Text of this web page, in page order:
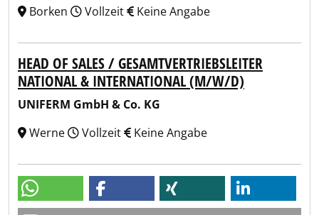
Borken
Vollzeit Keine Angabe
HEAD OF SALES / GESAMTVERTRIEBSLEITER
NATIONAL & INTERNATIONAL (M/W/D)
UNIFERM GmbH & Co. KG
Werne
Vollzeit Keine Angabe